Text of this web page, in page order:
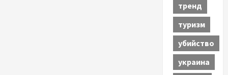
тренд
туризм
убийство
украина